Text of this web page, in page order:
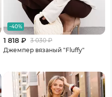
-40%
1 818 ₽ 3 030₽
Джемпер вязаный "Fluffy"